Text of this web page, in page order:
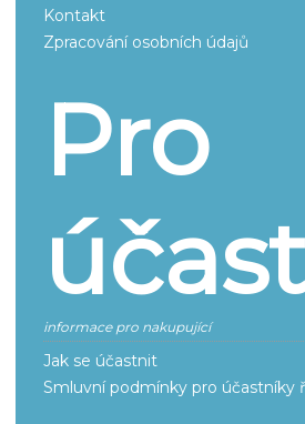
Kontakt
Zpracování osobních údajů
Pro
informace pro nakupující
Jak se účastnit
Smluvní podmínky pro účastníky